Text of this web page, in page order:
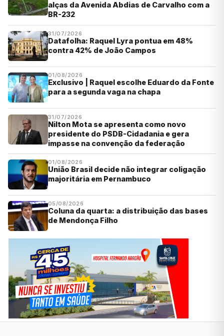
alças da Avenida Abdias de Carvalho com a
BR-232
31/07/2026
Datafolha: Raquel Lyra pontua em 48%
contra 42% de João Campos
01/08/2026
Exclusivo | Raquel escolhe Eduardo da Fonte
para a segunda vaga na chapa
31/07/2026
Nilton Mota se apresenta como novo
presidente do PSDB-Cidadania e gera
impasse na convenção da federação
01/08/2026
União Brasil decide não integrar coligação
majoritária em Pernambuco
05/08/2026
Coluna da quarta: a distribuição das bases
de Mendonça Filho